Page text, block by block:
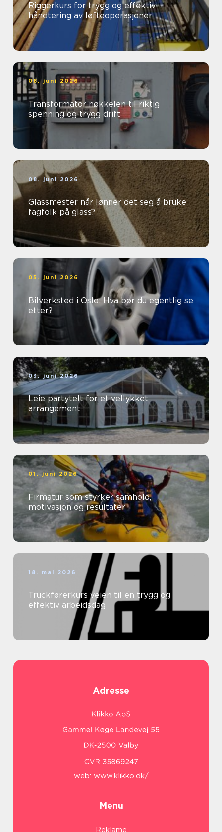
Riggerkurs for trygg og effektiv
håndtering av løfteoperasjoner
08. juni 2026
Transformator nøkkelen til riktig
spenning og trygg drift
08. juni 2026
Glassmester når lønner det seg å bruke
fagfolk på glass?
05. juni 2026
Bilverksted i Oslo: Hva bør du egentlig se
etter?
03. juni 2026
Leie partytelt for et vellykket
arrangement
01. juni 2026
Firmatur som styrker samhold,
motivasjon og resultater
18. mai 2026
Truckførerkurs veien til en trygg og
effektiv arbeidsdag
Adresse
web: www.klikko.dk/
Menu
Reklame